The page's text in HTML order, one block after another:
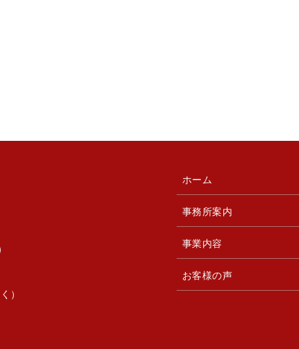
）
ホーム
事務所案内
事業内容
お客様の声